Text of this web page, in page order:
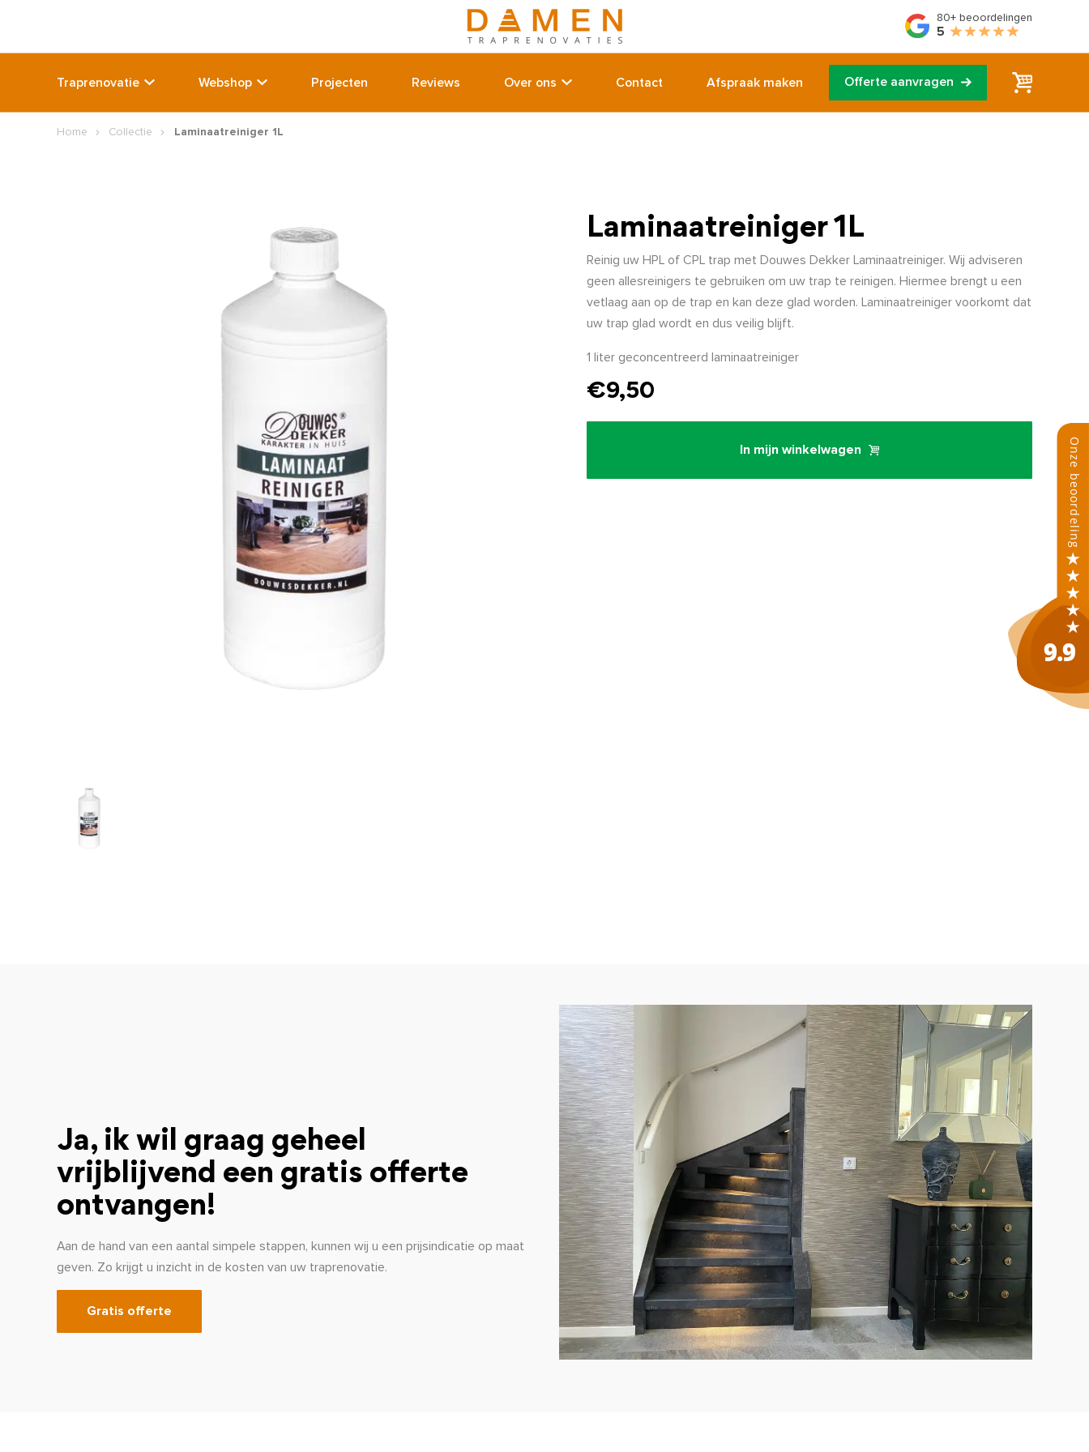
80+ beoordelingen
5
Traprenovatie Webshop Projecten Reviews Over ons Contact Afspraak maken Offerte aanvragen
Home Collectie Laminaatreiniger 1L
Laminaatreiniger 1L
Reinig uw HPL of CPL trap met Douwes Dekker Laminaatreiniger. Wij adviseren
geen allesreinigers te gebruiken om uw trap te reinigen. Hiermee brengt u een
vetlaag aan op de trap en kan deze glad worden. Laminaatreiniger voorkomt dat
uw trap glad wordt en dus veilig blijft.
1 liter geconcentreerd laminaatreiniger
€9,50
In mijn winkelwagen
Ja, ik wil graag geheel
vrijblijvend een gratis offerte
ontvangen!
Aan de hand van een aantal simpele stappen, kunnen wij u een prijsindicatie op maat
geven. Zo krijgt u inzicht in de kosten van uw traprenovatie.
Gratis offerte